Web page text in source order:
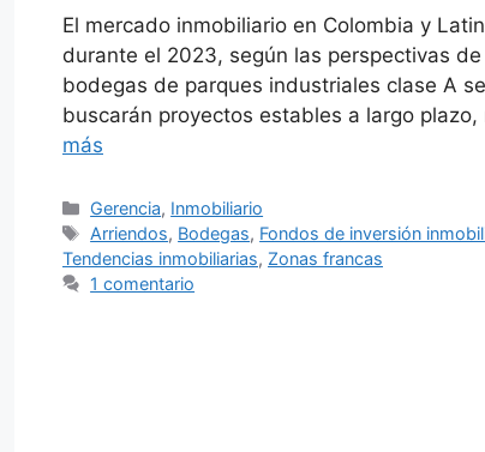
El mercado inmobiliario en Colombia y
durante el 2023, según las perspectivas
bodegas de parques industriales clase A
buscarán proyectos estables a largo
más
Categorías
Gerencia, Inmobiliario
Etiquetas
Arriendos, Bodegas, Fondos de inversión
Tendencias inmobiliarias, Zonas francas
1 comentario